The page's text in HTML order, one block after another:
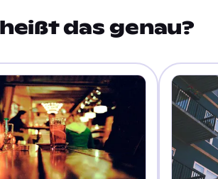
das genau?